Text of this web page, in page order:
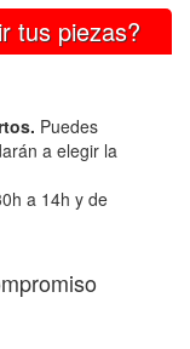
tus piezas?
Puedes
a elegir la
a 14h y de